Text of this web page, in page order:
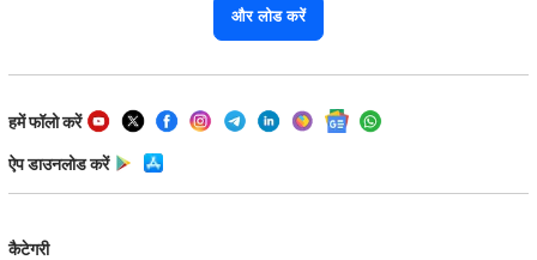
और लोड करें
हमें फॉलो करें
ऐप डाउनलोड करें
कैटेगरी